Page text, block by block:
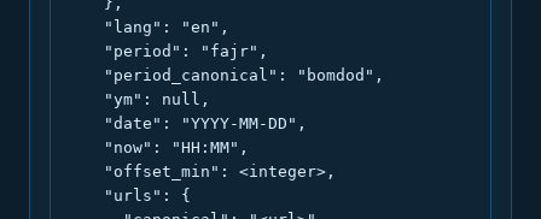
    "lang": "en",
    "period": "fajr",
    "period_canonical": "bomdod",
    "ym": null,
    "date": "YYYY-MM-DD",
    "now": "HH:MM",
    "offset_min": <integer>,
    "urls": {